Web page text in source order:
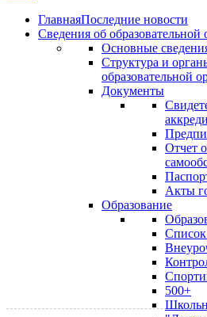
ГлавнаяПоследние новости
Сведения об образовательной
Основные
Структура и
образовательной
Документы
Отчет о
Акты
Образование
Список
500+